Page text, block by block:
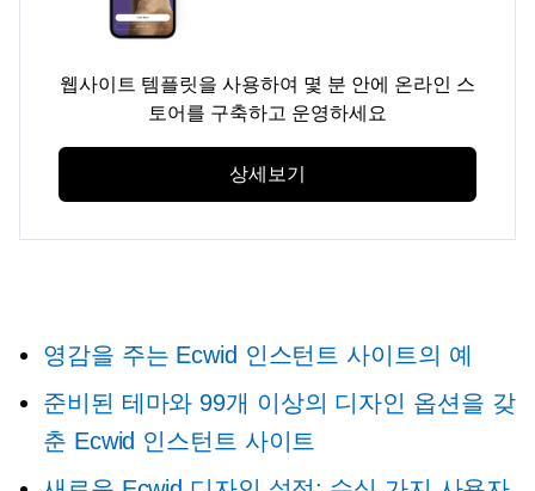
웹사이트 템플릿을 사용하여 몇 분 안에 온라인 스
토어를 구축하고 운영하세요
상세보기
영감을 주는 Ecwid 인스턴트 사이트의 예
준비된 테마와 99개 이상의 디자인 옵션을 갖
춘 Ecwid 인스턴트 사이트